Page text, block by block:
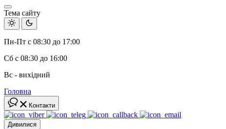
Тема сайту
Пн-Пт с 08:30 до 17:00
Сб с 08:30 до 16:00
Вс - вихідний
Головна
Контакти
Дивилися